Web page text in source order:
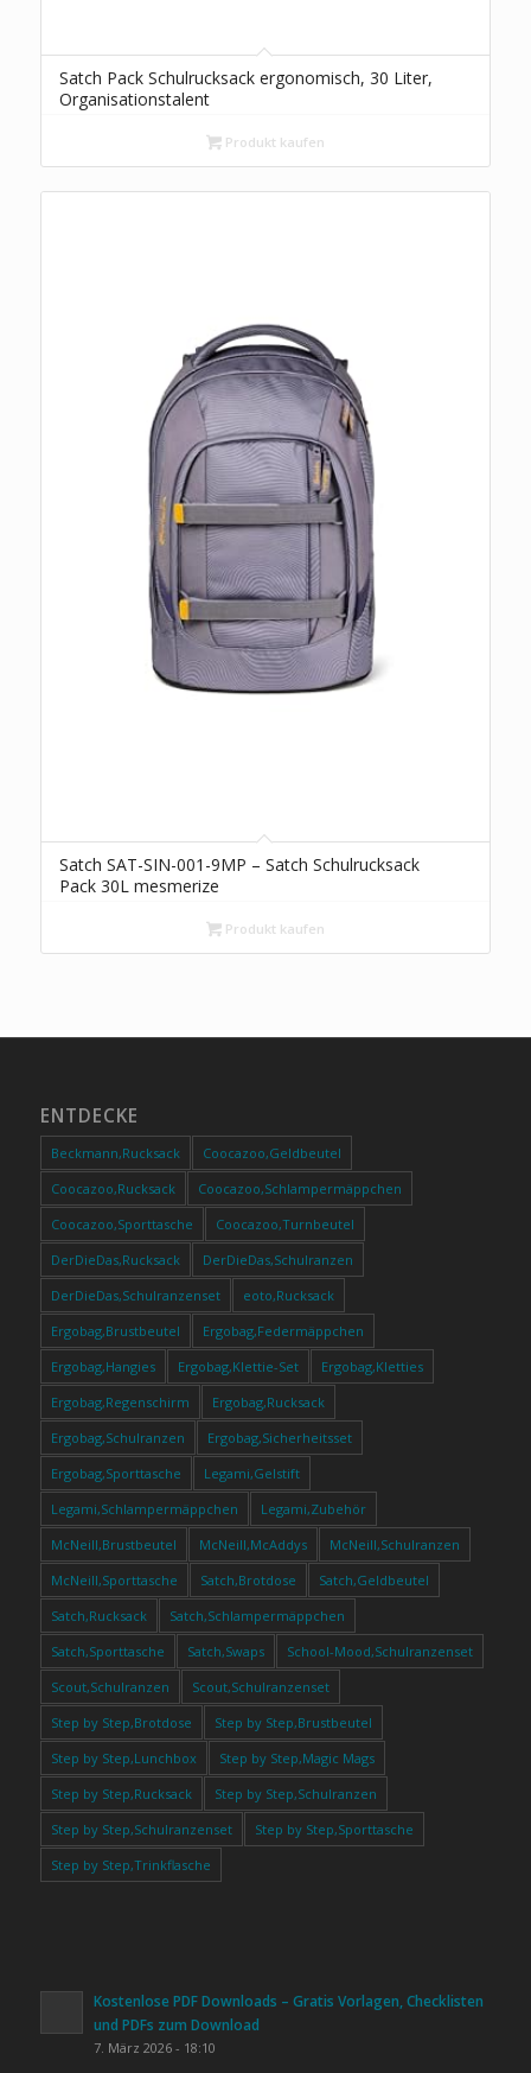
Satch Pack Schulrucksack ergonomisch, 30 Liter,
Organisationstalent
Produkt kaufen
Satch SAT-SIN-001-9MP – Satch Schulrucksack
Pack 30L mesmerize
Produkt kaufen
ENTDECKE
Beckmann,Rucksack
Coocazoo,Geldbeutel
Coocazoo,Rucksack
Coocazoo,Schlampermäppchen
Coocazoo,Sporttasche
Coocazoo,Turnbeutel
DerDieDas,Rucksack
DerDieDas,Schulranzen
DerDieDas,Schulranzenset
eoto,Rucksack
Ergobag,Brustbeutel
Ergobag,Federmäppchen
Ergobag,Hangies
Ergobag,Klettie-Set
Ergobag,Kletties
Ergobag,Regenschirm
Ergobag,Rucksack
Ergobag,Schulranzen
Ergobag,Sicherheitsset
Ergobag,Sporttasche
Legami,Gelstift
Legami,Schlampermäppchen
Legami,Zubehör
McNeill,Brustbeutel
McNeill,McAddys
McNeill,Schulranzen
McNeill,Sporttasche
Satch,Brotdose
Satch,Geldbeutel
Satch,Rucksack
Satch,Schlampermäppchen
Satch,Sporttasche
Satch,Swaps
School-Mood,Schulranzenset
Scout,Schulranzen
Scout,Schulranzenset
Step by Step,Brotdose
Step by Step,Brustbeutel
Step by Step,Lunchbox
Step by Step,Magic Mags
Step by Step,Rucksack
Step by Step,Schulranzen
Step by Step,Schulranzenset
Step by Step,Sporttasche
Step by Step,Trinkflasche
Kostenlose PDF Downloads – Gratis Vorlagen, Checklisten
und PDFs zum Download
7. März 2026 - 18:10